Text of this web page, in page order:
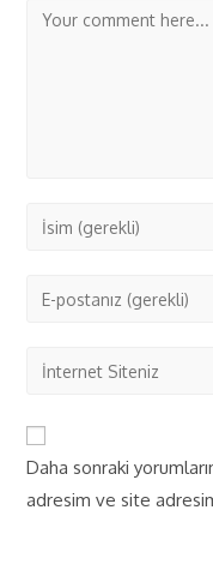
Daha sonraki
adresim ve site